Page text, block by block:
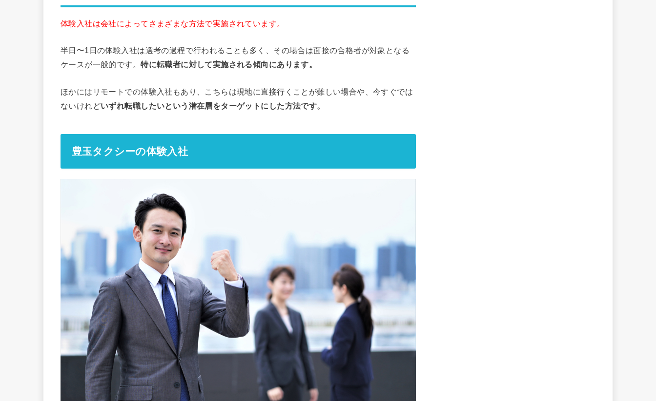
体験入社は会社によってさまざまな方法で実施されています。
半日〜1日の体験入社は選考の過程で行われることも多く、その場合は面接の合格者が対象となる
ケースが一般的です。特に転職者に対して実施される傾向にあります。
ほかにはリモートでの体験入社もあり、こちらは現地に直接行くことが難しい場合や、今すぐでは
ないけれどいずれ転職したいという潜在層をターゲットにした方法です。
豊玉タクシーの体験入社